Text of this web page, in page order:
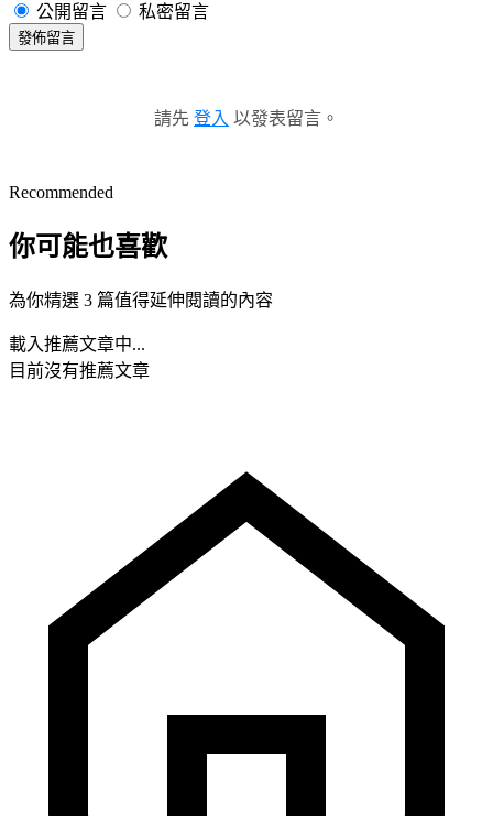
公開留言 私密留言
發佈留言
請先 登入 以發表留言。
Recommended
你可能也喜歡
為你精選 3 篇值得延伸閱讀的內容
載入推薦文章中...
目前沒有推薦文章